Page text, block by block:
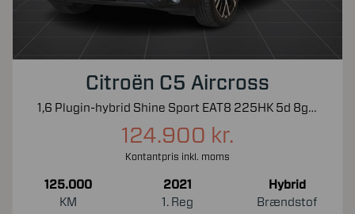
Citroën C5 Aircross
1,6 Plugin-hybrid Shine Sport EAT8 225HK 5d 8g Aut.
124.900 kr.
Kontantpris inkl. moms
125.000
KM
2021
1. Reg
Hybrid
Brændstof